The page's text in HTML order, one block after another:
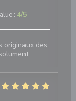
: 4/5
originaux des